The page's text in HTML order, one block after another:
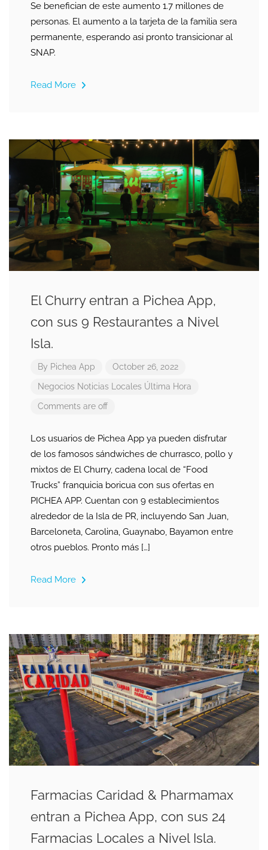
Se benefician de este aumento 1.7 millones de
personas. El aumento a la tarjeta de la familia sera
permanente, esperando asi pronto transicionar al
SNAP.
Read More
El Churry entran a Pichea App,
con sus 9 Restaurantes a Nivel
Isla.
By Pichea App October 26, 2022
Negocios Noticias Locales Última Hora
Comments are off
Los usuarios de Pichea App ya pueden disfrutar
de los famosos sándwiches de churrasco, pollo y
mixtos de El Churry, cadena local de “Food
Trucks” franquicia boricua con sus ofertas en
PICHEA APP. Cuentan con 9 establecimientos
alrededor de la Isla de PR, incluyendo San Juan,
Barceloneta, Carolina, Guaynabo, Bayamon entre
otros pueblos. Pronto más […]
Read More
Farmacias Caridad & Pharmamax
entran a Pichea App, con sus 24
Farmacias Locales a Nivel Isla.